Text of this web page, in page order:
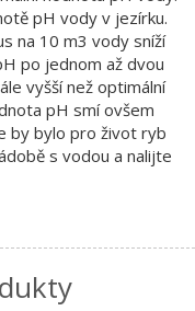
pH vody v jezírku.
na 10 m3 vody sníží
po jednom až dvou
vyšší než optimální
pH smí ovšem
by bylo pro život ryb
s vodou a nalijte